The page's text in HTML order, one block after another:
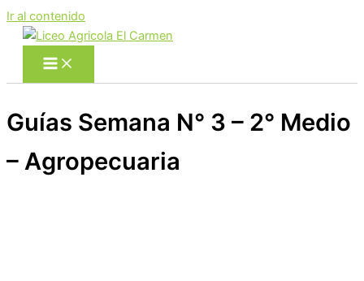
Ir al contenido
Guías Semana N° 3 – 2° Medio
– Agropecuaria